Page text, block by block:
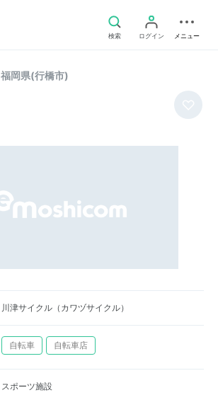
検索 ログイン メニュー
福岡県(行橋市)
川津サイクル（カワヅサイクル）
自転車 自転車店
スポーツ施設